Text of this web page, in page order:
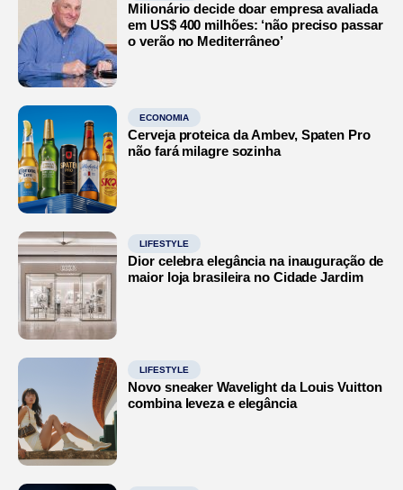
Milionário decide doar empresa avaliada
em US$ 400 milhões: ‘não preciso passar
o verão no Mediterrâneo’
ECONOMIA
Cerveja proteica da Ambev, Spaten Pro
não fará milagre sozinha
LIFESTYLE
Dior celebra elegância na inauguração de
maior loja brasileira no Cidade Jardim
LIFESTYLE
Novo sneaker Wavelight da Louis Vuitton
combina leveza e elegância